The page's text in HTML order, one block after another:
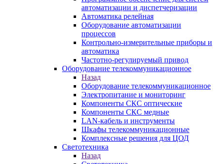
автоматизации и диспетчеризации
Автоматика релейная
Оборудование автоматизации
процессов
Контрольно-измерительные приборы и
автоматика
Частотно-регулируемый привод
Оборудование телекоммуникационное
Назад
Оборудование телекоммуникационное
Электропитание и мониторинг
Компоненты СКС оптические
Компоненты СКС медные
LAN-кабель и инструменты
Шкафы телекоммуникационные
Комплексные решения для ЦОД
Светотехника
Назад